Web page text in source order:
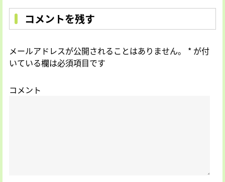
コメントを残す
メールアドレスが公開されることはありません。 * が付
いている欄は必須項目です
コメント